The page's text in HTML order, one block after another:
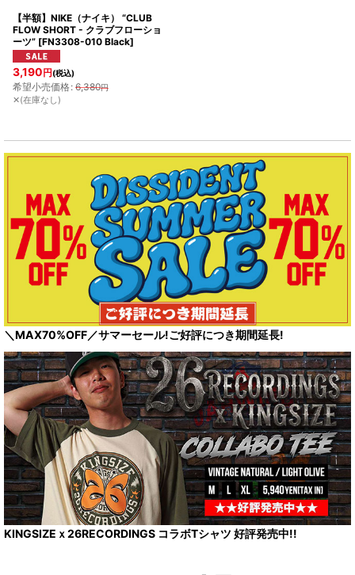
【半額】NIKE（ナイキ） “CLUB
FLOW SHORT - クラブフローショ
ーツ” [FN3308-010 Black]
3,190円(税込)
希望小売価格: 6,380円
✕(在庫なし)
＼MAX70%OFF／サマーセール!ご好評につき期間延長!
KINGSIZEｘ26RECORDINGS コラボTシャツ 好評発売中!!